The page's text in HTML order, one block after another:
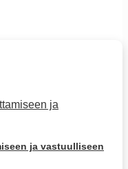
ja vastuulliseen